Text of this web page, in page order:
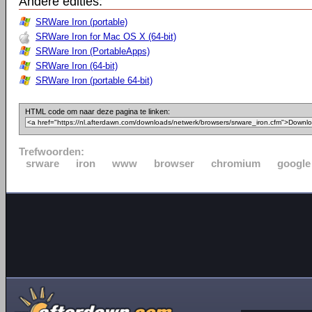
SRWare Iron (portable)
SRWare Iron for Mac OS X (64-bit)
SRWare Iron (PortableApps)
SRWare Iron (64-bit)
SRWare Iron (portable 64-bit)
HTML code om naar deze pagina te linken:
Trefwoorden:
srware
iron www browser chromium google